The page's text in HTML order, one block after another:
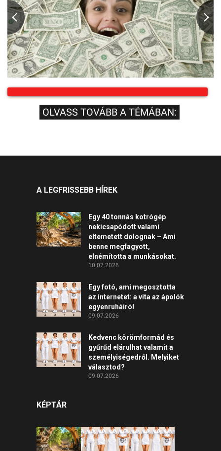
OLVASS TOVÁBB A TÉMÁBAN:
A LEGFRISSEBB HÍREK
Egy 40 tonnás kotrógép
nekicsapódott valami
eltemetett dolognak – Ami
benne megfagyott,
elnémította a munkásokat.
10.07.2026
Egy fotó, ami megosztotta
az internetet: a vita az ápolók
egyenruháiról
09.07.2026
Kedvenc körömformád és
gyűrűd elárulhat valamit a
személyiségedről. Melyiket
választod?
09.07.2026
KÉPTÁR